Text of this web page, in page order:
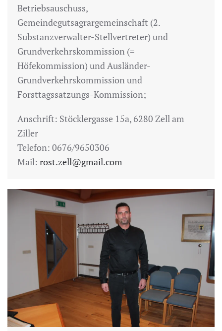
Betriebsauschuss,
Gemeindegutsagrargemeinschaft (2.
Substanzverwalter-Stellvertreter) und
Grundverkehrskommission (=
Höfekommission) und Ausländer-
Grundverkehrskommission und
Forsttagssatzungs-Kommission;
Anschrift: Stöcklergasse 15a, 6280 Zell am
Ziller
Telefon: 0676/9650306
Mail: rost.zell@gmail.com